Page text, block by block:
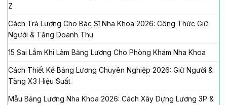
Z
Cách Trả Lương Cho Bác Sĩ Nha Khoa 2026: Công Thức Giữ
Người & Tăng Doanh Thu
15 Sai Lầm Khi Làm Bảng Lương Cho Phòng Khám Nha Khoa
Cách Thiết Kế Bảng Lương Chuyên Nghiệp 2026: Giữ Người &
Tăng X3 Hiệu Suất
Mẫu Bảng Lương Nha Khoa 2026: Cách Xây Dựng Lương 3P &